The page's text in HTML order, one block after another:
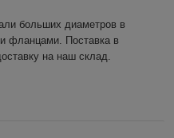
больших диаметров в
фланцами. Поставка в
на наш склад.